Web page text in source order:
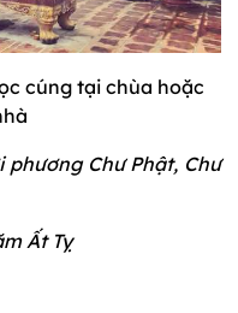
cúng tại chùa hoặc
Chư Phật, Chư
Ất Tỵ